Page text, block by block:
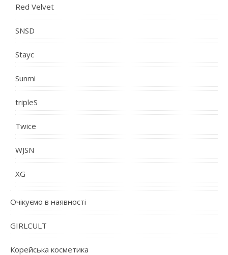
Red Velvet
SNSD
Stayc
Sunmi
tripleS
Twice
WJSN
XG
Очікуємо в наявності
GIRLCULT
Корейська косметика